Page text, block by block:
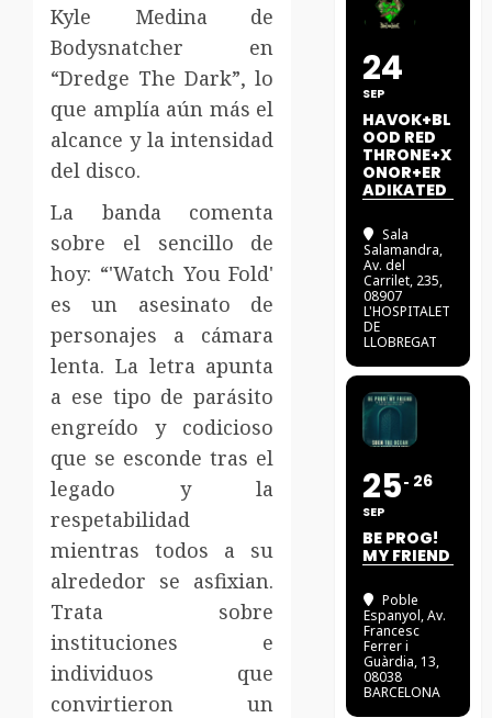
Kyle Medina de
Bodysnatcher en
“Dredge The Dark”, lo
que amplía aún más el
alcance y la intensidad
del disco.
La banda comenta
sobre el sencillo de
hoy: “'Watch You Fold'
es un asesinato de
personajes a cámara
lenta. La letra apunta
a ese tipo de parásito
engreído y codicioso
que se esconde tras el
legado y la
respetabilidad
mientras todos a su
alrededor se asfixian.
Trata sobre
instituciones e
individuos que
convirtieron un
24
SEP
HAVOK+BL
OOD RED
THRONE+X
ONOR+ER
ADIKATED
Sala
Salamandra,
Av. del
Carrilet, 235,
08907
L'HOSPITALET
DE
LLOBREGAT
25
SEP
26
BE PROG!
MY FRIEND
Poble
Espanyol, Av.
Francesc
Ferrer i
Guàrdia, 13,
08038
BARCELONA